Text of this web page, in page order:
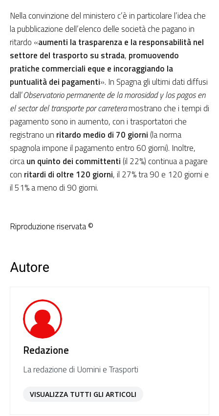
Nella convinzione del ministero c’è in particolare l’idea che
la pubblicazione dell’elenco delle società che pagano in
ritardo «aumenti la trasparenza e la responsabilità nel
settore del trasporto su strada, promuovendo
pratiche commerciali eque e incoraggiando la
puntualità dei pagamenti». In Spagna gli ultimi dati diffusi
dall’Observatorio permanente de la morosidad y los pagos en
el sector del transporte por carreteramostrano che i tempi di
pagamento sono in aumento, con i trasportatori che
registrano un ritardo medio di 70 giorni (la norma
spagnola impone il pagamento entro 60 giorni). Inoltre,
circaun quinto dei committenti (il 22%) continua a pagare
con ritardi di oltre 120 giorni, il 27% tra 90 e 120 giorni e
il 51% a meno di 90 giorni.
Riproduzione riservata ©
Autore
Redazione
La redazione di Uomini e Trasporti
VISUALIZZA TUTTI GLI ARTICOLI